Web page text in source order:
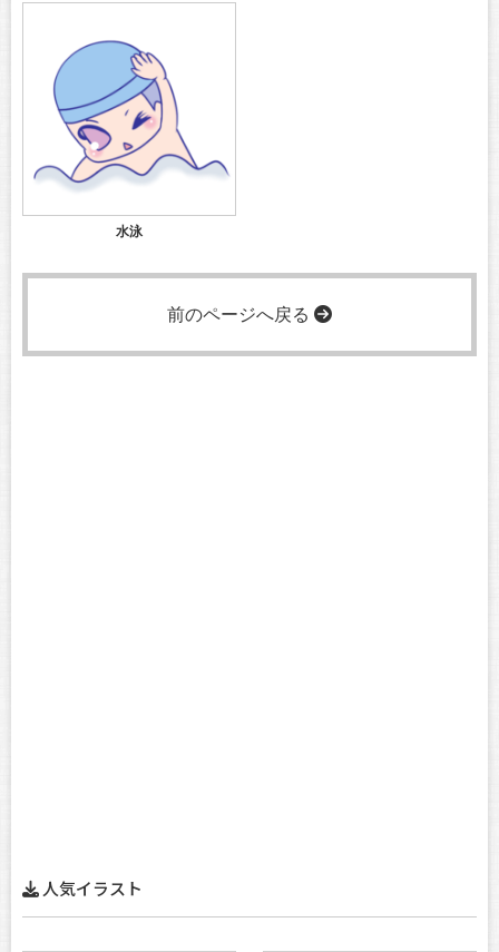
水泳
前のページへ戻る
人気イラスト